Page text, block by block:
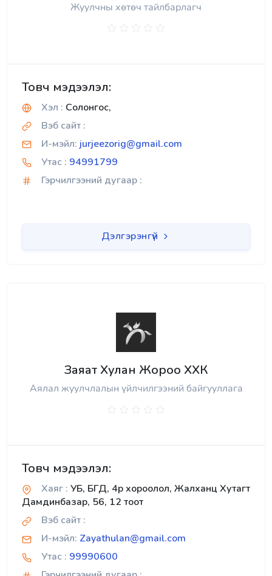
Жуулчны хөтөч тайлбарлагч
Товч мэдээлэл:
Хэл : Солонгос,
Вэб сайт :
И-мэйл: jurjeezorig@gmail.com
Утас : 94991799
Гэрчилгээний дугаар :
Дэлгэрэнгүй
Заяат Хулан Жороо ХХК
Аялал жуулчлалын үйлчилгээний байгууллага
Товч мэдээлэл:
Хаяг : УБ, БГД, 4р хороолол, Жалханц Хутагт
Дамдинбазар, 56, 12 тоот
Вэб сайт :
И-мэйл: Zayathulan@gmail.com
Утас : 99990600